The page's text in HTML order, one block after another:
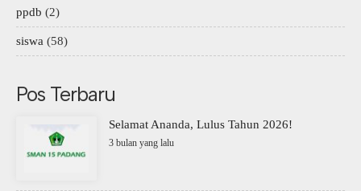
ppdb (2)
siswa (58)
Pos Terbaru
Selamat Ananda, Lulus Tahun 2026!
3 bulan yang lalu